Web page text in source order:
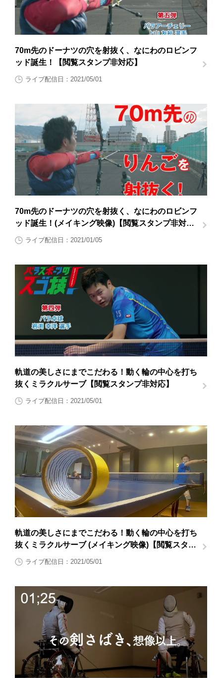
70m先のドーナツの穴を射抜く、なにわのロビンフ
ッド誕生！【閲覧スタンプ非対応】
ライブ配信日：2021/05/01
70m先のドーナツの穴を射抜く、なにわのロビンフ
ッド誕生！(メイキング映像)【閲覧スタンプ非対
応】
ライブ配信日：2021/01/05
軌道の美しさにまでこだわる！動く輪の中心を打ち
抜くミラクルサーブ【閲覧スタンプ非対応】
ライブ配信日：2021/05/01
軌道の美しさにまでこだわる！動く輪の中心を打ち
抜くミラクルサーブ (メイキング映像)【閲覧スタン
プ非対応】
ライブ配信日：2021/05/01